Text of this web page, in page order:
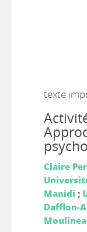
texte
Claire
Manidi ;
Dafflon-